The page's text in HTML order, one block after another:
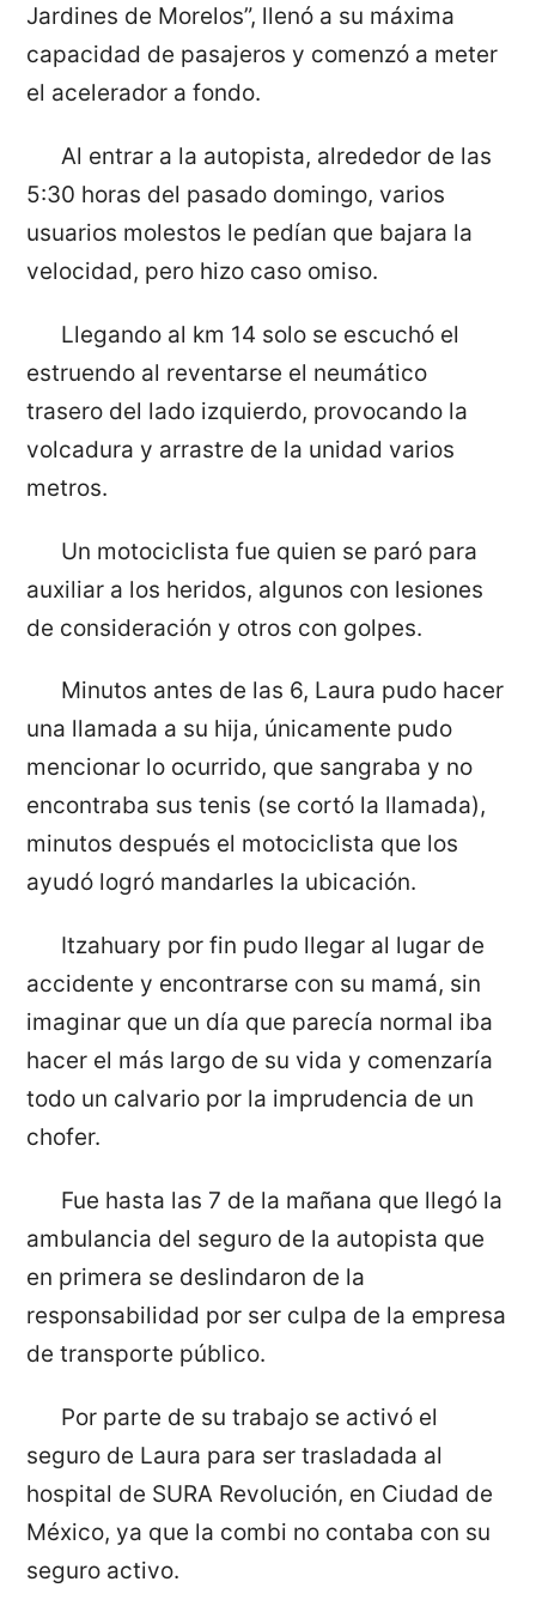
Jardines de Morelos”, llenó a su máxima
capacidad de pasajeros y comenzó a meter
el acelerador a fondo.
Al entrar a la autopista, alrededor de las
5:30 horas del pasado domingo, varios
usuarios molestos le pedían que bajara la
velocidad, pero hizo caso omiso.
Llegando al km 14 solo se escuchó el
estruendo al reventarse el neumático
trasero del lado izquierdo, provocando la
volcadura y arrastre de la unidad varios
metros.
Un motociclista fue quien se paró para
auxiliar a los heridos, algunos con lesiones
de consideración y otros con golpes.
Minutos antes de las 6, Laura pudo hacer
una llamada a su hija, únicamente pudo
mencionar lo ocurrido, que sangraba y no
encontraba sus tenis (se cortó la llamada),
minutos después el motociclista que los
ayudó logró mandarles la ubicación.
Itzahuary por fin pudo llegar al lugar de
accidente y encontrarse con su mamá, sin
imaginar que un día que parecía normal iba
hacer el más largo de su vida y comenzaría
todo un calvario por la imprudencia de un
chofer.
Fue hasta las 7 de la mañana que llegó la
ambulancia del seguro de la autopista que
en primera se deslindaron de la
responsabilidad por ser culpa de la empresa
de transporte público.
Por parte de su trabajo se activó el
seguro de Laura para ser trasladada al
hospital de SURA Revolución, en Ciudad de
México, ya que la combi no contaba con su
seguro activo.